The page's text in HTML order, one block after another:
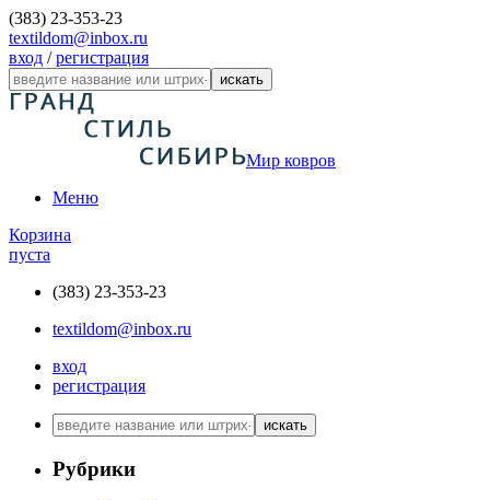
(383) 23-353-23
textildom@inbox.ru
вход /регистрация
искать
Мир ковров
Меню
Корзина
пуста
(383) 23-353-23
textildom@inbox.ru
вход
регистрация
искать
Рубрики